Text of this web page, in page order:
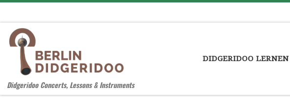
Didgeridoo Concerts, Lessons & Instruments
DIDGERIDOO LERNEN